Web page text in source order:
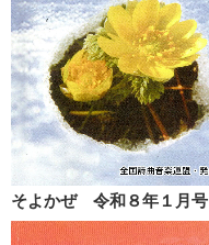
そよかぜ 令和８年１月号